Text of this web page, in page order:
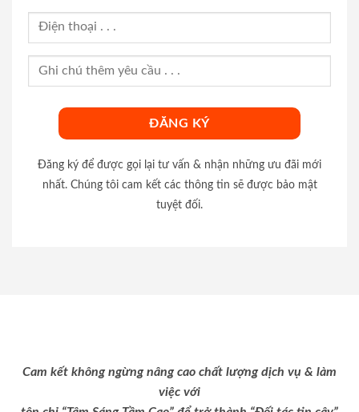
Đăng ký để được gọi lại tư vấn & nhận những ưu đãi mới
nhất. Chúng tôi cam kết các thông tin sẽ được bảo mật
tuyệt đối.
Cam kết không ngừng nâng cao chất lượng dịch vụ & làm
việc với